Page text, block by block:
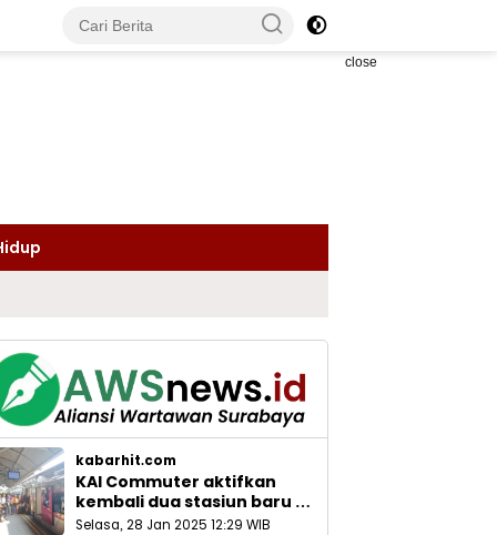
close
kabarhit.com
KAI Commuter aktifkan
kembali dua stasiun baru di
Sidoarjo_
Selasa, 28 Jan 2025 12:29 WIB